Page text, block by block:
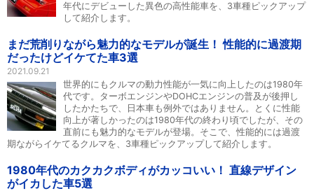
年代にデビューした異色の高性能車を、3車種ピックアップ
して紹介します。
まだ荒削りながら魅力的なモデルが誕生！ 性能的に過渡期
だったけどイケてた車3選
2021.09.21
世界的にもクルマの動力性能が一気に向上したのは1980年
代です。ターボエンジンやDOHCエンジンの普及が後押し
したかたちで、日本車も例外ではありません。とくに性能
向上が著しかったのは1980年代の終わり頃でしたが、その
直前にも魅力的なモデルが登場。そこで、性能的には過渡
期ながらイケてるクルマを、3車種ピックアップして紹介します。
1980年代のカクカクボディがカッコいい！ 直線デザイン
がイカした車5選